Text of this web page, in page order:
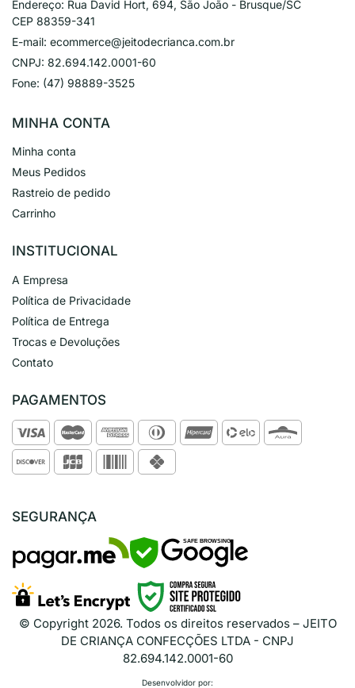
Endereço: Rua David Hort, 694, São João - Brusque/SC
CEP 88359-341
E-mail: ecommerce@jeitodecrianca.com.br
CNPJ: 82.694.142.0001-60
Fone: (47) 98889-3525
MINHA CONTA
Minha conta
Meus Pedidos
Rastreio de pedido
Carrinho
INSTITUCIONAL
A Empresa
Política de Privacidade
Política de Entrega
Trocas e Devoluções
Contato
PAGAMENTOS
SEGURANÇA
SAFE BROWSING
© Copyright 2026. Todos os direitos reservados – JEITO
DE CRIANÇA CONFECÇÕES LTDA - CNPJ
82.694.142.0001-60
Desenvolvidor por: